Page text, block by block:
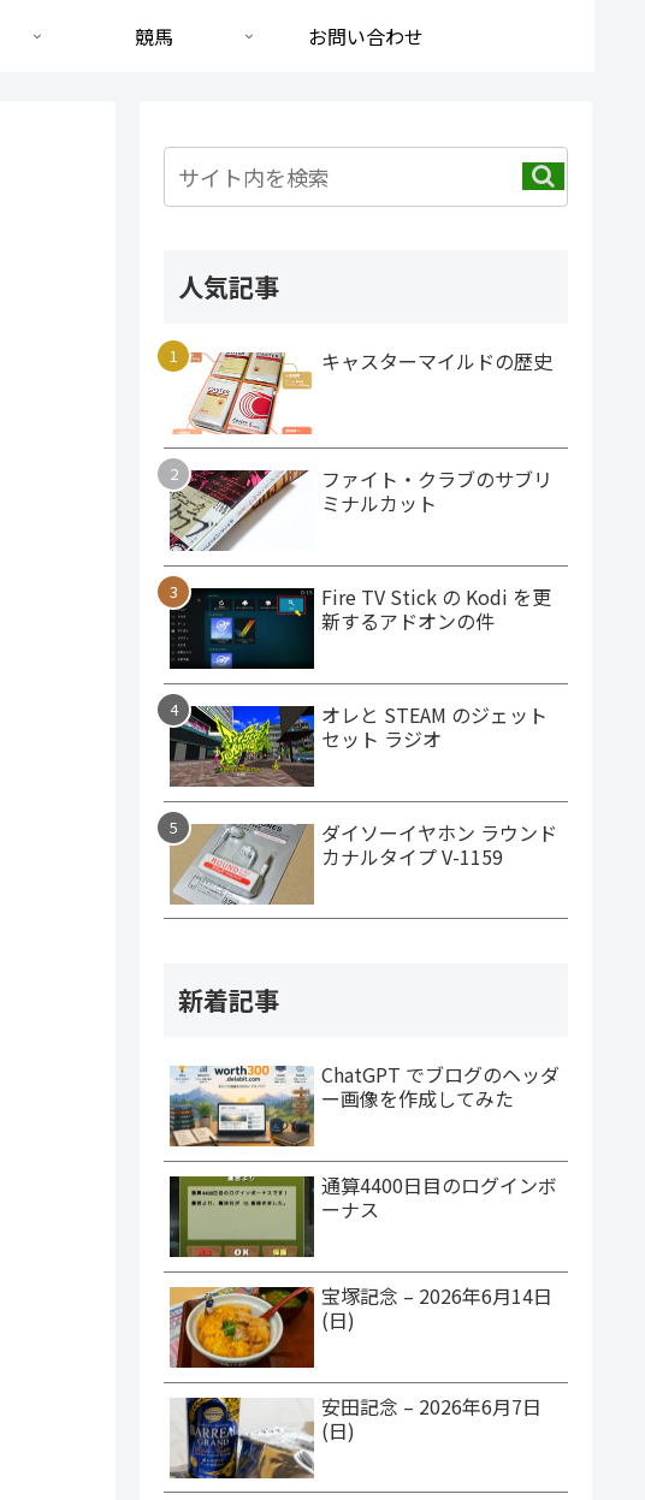
競馬 お問い合わせ
人気記事
キャスターマイルドの歴史
ファイト・クラブのサブリ
ミナルカット
Fire TV Stick の Kodi を更
新するアドオンの件
オレと STEAM のジェット
セット ラジオ
ダイソーイヤホン ラウンド
カナルタイプ V-1159
新着記事
ChatGPT でブログのヘッダ
ー画像を作成してみた
通算4400日目のログインボ
ーナス
宝塚記念 – 2026年6月14日
(日)
安田記念 – 2026年6月7日
(日)